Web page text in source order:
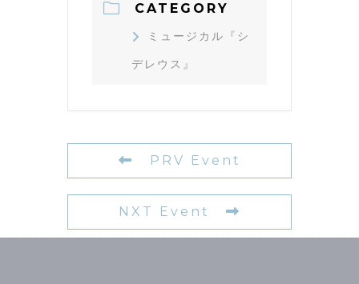
CATEGORY
ミュージカル『シ
デレウス』
PRV Event
NXT Event